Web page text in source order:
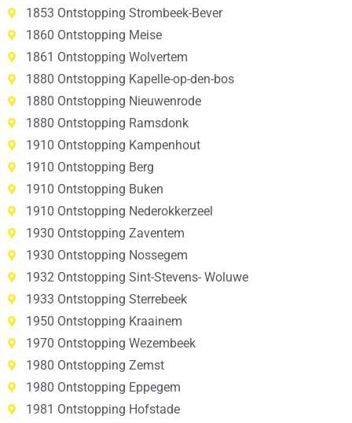
1853 Ontstopping Strombeek-Bever
1860 Ontstopping Meise
1861 Ontstopping Wolvertem
1880 Ontstopping Kapelle-op-den-bos
1880 Ontstopping Nieuwenrode
1880 Ontstopping Ramsdonk
1910 Ontstopping Kampenhout
1910 Ontstopping Berg
1910 Ontstopping Buken
1910 Ontstopping Nederokkerzeel
1930 Ontstopping Zaventem
1930 Ontstopping Nossegem
1932 Ontstopping Sint-Stevens- Woluwe
1933 Ontstopping Sterrebeek
1950 Ontstopping Kraainem
1970 Ontstopping Wezembeek
1980 Ontstopping Zemst
1980 Ontstopping Eppegem
1981 Ontstopping Hofstade